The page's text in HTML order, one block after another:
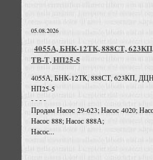
05.08.2026
4055А, БНК-12ТК, 888СТ,
ТВ-Т, НП25-5
4055А, БНК-12ТК, 888СТ, 623КП,
НП25-5
- - - -
Продам Насос 29-623; Насос 4020;
Насос 888; Насос 888А;
Насос...